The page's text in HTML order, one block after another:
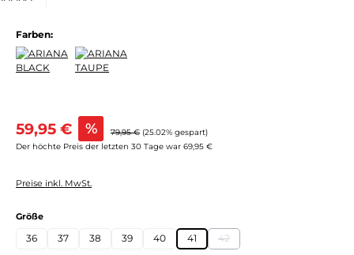
Farben:
Verkaufspreis:
59,95 € % Regulärer Preis:
79,95 € (25.02% gespart)
Der höchte Preis der letzten 30 Tage war 69,95 €
Preise inkl. MwSt.
Größeauswählen
36 37 38 39 40 41 42
(Diese Option ist zurzeit nicht